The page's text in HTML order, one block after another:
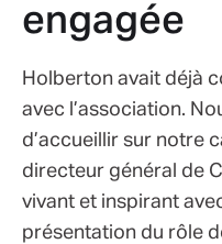
engagée
Holberton avait déjà
avec l’association.
d’accueillir sur notre
directeur général de
vivant et inspirant
présentation du rôle